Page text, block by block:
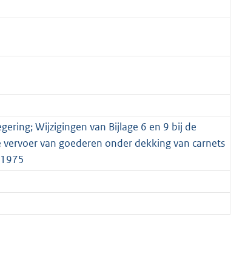
Wijzigingen van Bijlage 6 en 9 bij de
van goederen onder dekking van carnets